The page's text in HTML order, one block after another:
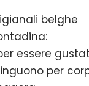
belghe
essere
per